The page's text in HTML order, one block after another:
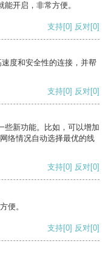
开启，非常方便。
支持[0] 反对[0]
度和安全性的连接，并帮
支持[0] 反对[0]
些新功能。比如，可以增加
络情况自动选择最优的线
支持[0] 反对[0]
便。
支持[0] 反对[0]